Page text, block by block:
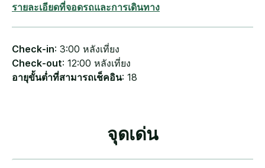
รายละเอียดที่จอดรถและการเดินทาง
Check-in: 3:00 หลังเที่ยง
Check-out: 12:00 หลังเที่ยง
อายุขั้นต่ำที่สามารถเช็คอิน: 18
จุดเด่น